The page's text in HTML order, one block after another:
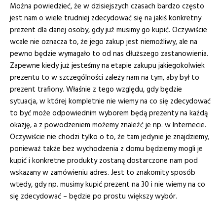
Można powiedzieć, że w dzisiejszych czasach bardzo często
jest nam o wiele trudniej zdecydować się na jakiś konkretny
prezent dla danej osoby, gdy już musimy go kupić. Oczywiście
wcale nie oznacza to, że jego zakup jest niemożliwy, ale na
pewno będzie wymagało to od nas dłuższego zastanowienia.
Zapewne kiedy już jesteśmy na etapie zakupu jakiegokolwiek
prezentu to w szczególności zależy nam na tym, aby był to
prezent trafiony. Właśnie z tego względu, gdy będzie
sytuacja, w której kompletnie nie wiemy na co się zdecydować
to być może odpowiednim wyborem będą prezenty na każdą
okazję, a z powodzeniem możemy znaleźć je np. w Internecie.
Oczywiście nie chodzi tylko o to, że tam jedynie je znajdziemy,
ponieważ także bez wychodzenia z domu będziemy mogli je
kupić i konkretne produkty zostaną dostarczone nam pod
wskazany w zamówieniu adres. Jest to znakomity sposób
wtedy, gdy np. musimy kupić prezent na 30 i nie wiemy na co
się zdecydować – będzie po prostu większy wybór.